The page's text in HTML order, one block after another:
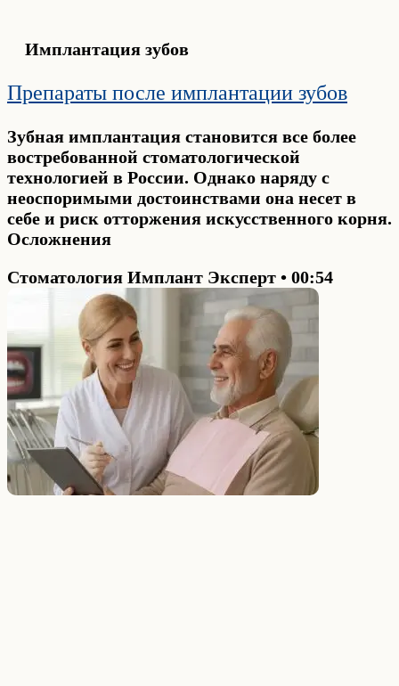
Имплантация зубов
Препараты после имплантации зубов
Зубная имплантация становится все более
востребованной стоматологической
технологией в России. Однако наряду с
неоспоримыми достоинствами она несет в
себе и риск отторжения искусственного корня.
Осложнения
Стоматология Имплант Эксперт
00:54